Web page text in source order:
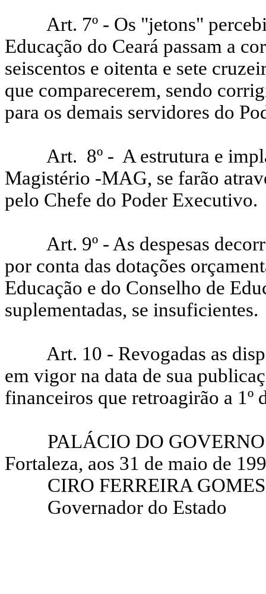
Art. 7º - Os "jetons"
Educação do Ceará passam a
seiscentos e oitenta e sete
que comparecerem, sendo
para os demais servidores do
Art. 8º - A estrutura e
Magistério -MAG, se farão
pelo Chefe do Poder Executivo.
Art. 9º - As despesas
por conta das dotações
Educação e do Conselho de
suplementadas, se insuficientes.
Art. 10 - Revogadas as
em vigor na data de sua
financeiros que retroagirão a 1º
PALÁCIO DO
Fortaleza, aos 31 de maio de
CIRO FERREIRA GOMES
Governador do Estado